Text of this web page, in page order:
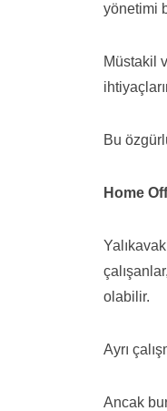
yönetimi
Müstakil
Bu
Home
olabilir.
Ayrı
Ancak